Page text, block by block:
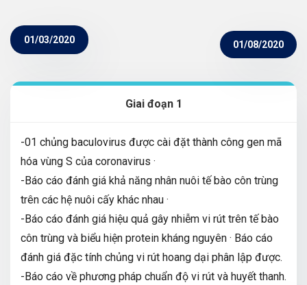
01/03/2020 01/08/2020
Giai đoạn 1
-01 chủng baculovirus được cài đặt thành công gen mã
hóa vùng S của coronavirus ·
-Báo cáo đánh giá khả năng nhân nuôi tế bào côn trùng
trên các hệ nuôi cấy khác nhau ·
-Báo cáo đánh giá hiệu quả gây nhiễm vi rút trên tế bào
côn trùng và biểu hiện protein kháng nguyên · Báo cáo
đánh giá đặc tính chủng vi rút hoang dại phân lập được.
-Báo cáo về phương pháp chuẩn độ vi rút và huyết thanh.